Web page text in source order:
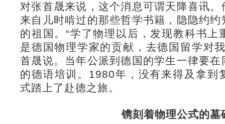
对张首晟来说，这个消息可谓天降喜讯
来自儿时啃过的那些哲学书籍，隐隐约
的祖国。“学了物理以后，发现教科书上
是德国物理学家的贡献，去德国留学对
首晟说。当年公派到德国的学生一律要
的德语培训。1980年，没有来得及拿到
式踏上了赴德之旅。
镌刻着物理公式的墓